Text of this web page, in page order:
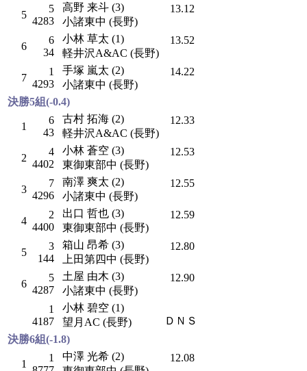
5
5
4283
高野 来斗 (3)
小諸東中 (長野)
13.12
6
6
34
小林 草太 (1)
軽井沢A&AC (長野)
13.52
7
1
4293
手塚 嵐太 (2)
小諸東中 (長野)
14.22
決勝5組(-0.4)
1
6
43
古村 拓海 (2)
軽井沢A&AC (長野)
12.33
2
4
4402
小林 蒼空 (3)
東御東部中 (長野)
12.53
3
7
4296
南澤 爽太 (2)
小諸東中 (長野)
12.55
4
2
4400
出口 哲也 (3)
東御東部中 (長野)
12.59
5
3
144
箱山 昂希 (3)
上田第四中 (長野)
12.80
6
5
4287
土屋 由木 (3)
小諸東中 (長野)
12.90
1
4187
小林 碧空 (1)
望月AC (長野)
ＤＮＳ
決勝6組(-1.8)
1
1
中澤 光希 (2)
12.08